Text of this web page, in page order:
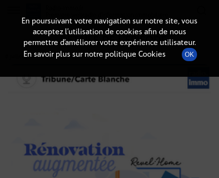
DÉTAILS DE L'ÉPISODE
8 juillet 2021à 8h04, durée : 18 minutes
En poursuivant votre navigation sur notre site, vous
acceptez l’utilisation de cookies afin de nous
permettre d’améliorer votre expérience utilisateur.
En savoir plus sur notre politique Cookies
OK